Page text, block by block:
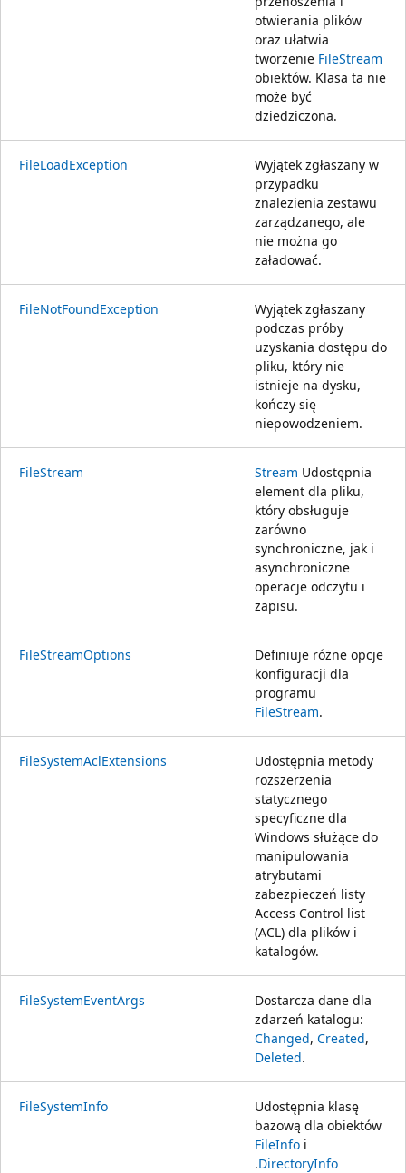
otwierania plików
oraz ułatwia
tworzenie FileStream
obiektów. Klasa ta nie
może być
dziedziczona.
FileLoadException
Wyjątek zgłaszany w
przypadku
znalezienia zestawu
zarządzanego, ale
nie można go
załadować.
FileNotFoundException
Wyjątek zgłaszany
podczas próby
uzyskania dostępu do
pliku, który nie
istnieje na dysku,
kończy się
niepowodzeniem.
FileStream Stream Udostępnia
element dla pliku,
który obsługuje
zarówno
synchroniczne, jak i
asynchroniczne
operacje odczytu i
zapisu.
FileStreamOptions
Definiuje różne opcje
konfiguracji dla
programu
FileStream.
FileSystemAclExtensions
Udostępnia metody
rozszerzenia
statycznego
specyficzne dla
Windows służące do
manipulowania
atrybutami
zabezpieczeń listy
Access Control list
(ACL) dla plików i
katalogów.
FileSystemEventArgs
Dostarcza dane dla
zdarzeń katalogu:
Changed, Created,
Deleted.
FileSystemInfo
Udostępnia klasę
bazową dla obiektów
FileInfo i
.DirectoryInfo